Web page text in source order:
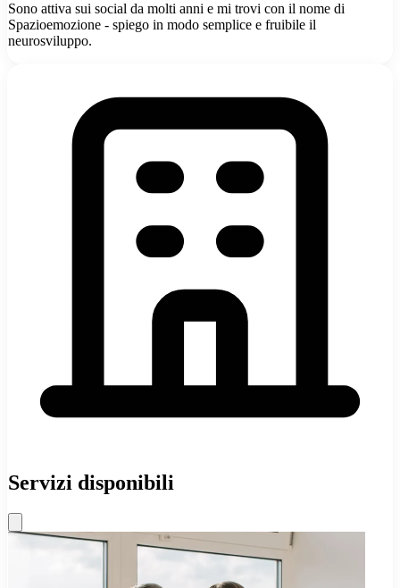
Sono attiva sui social da molti anni e mi trovi con il nome di
Spazioemozione - spiego in modo semplice e fruibile il
neurosviluppo.
Servizi disponibili